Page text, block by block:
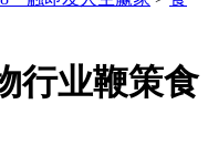
行业鞭策食